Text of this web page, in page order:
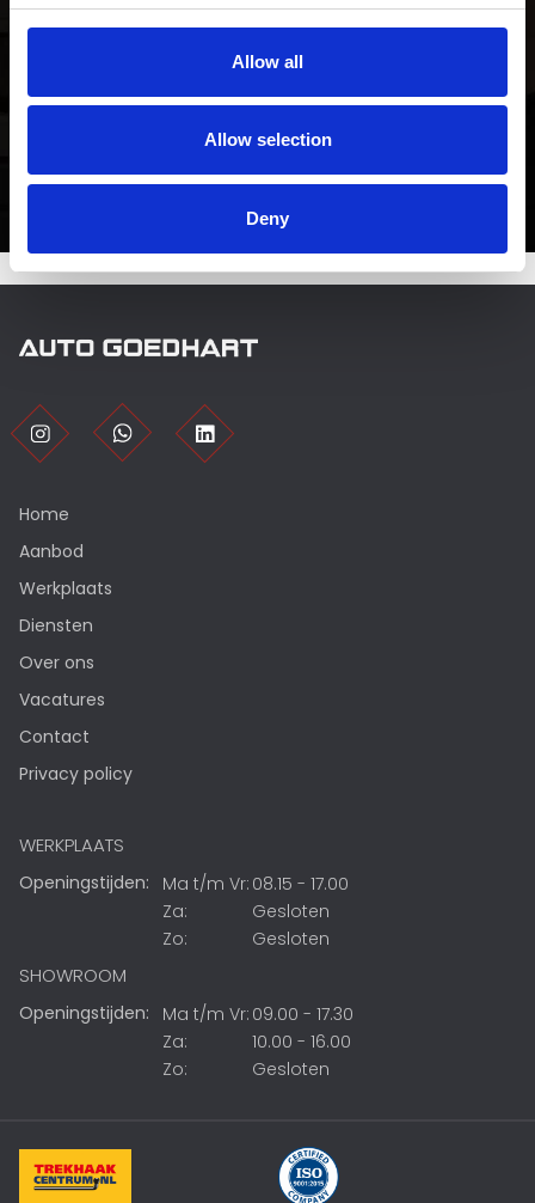
Allow all
Allow selection
Deny
Home
Aanbod
Werkplaats
Diensten
Over ons
Vacatures
Contact
Privacy policy
WERKPLAATS
Openingstijden: Ma t/m Vr: 08.15 - 17.00
Za:
Gesloten
Zo:
Gesloten
SHOWROOM
Openingstijden: Ma t/m Vr: 09.00 - 17.30
Za:
10.00 - 16.00
Zo:
Gesloten